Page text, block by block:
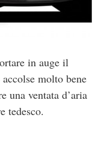
in auge il
molto bene
una ventata d’aria
tedesco.